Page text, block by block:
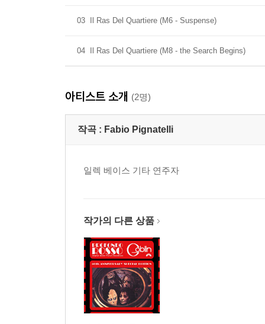
03 Il Ras Del Quartiere (M6 - Suspense)
04 Il Ras Del Quartiere (M8 - the Search Begins)
아티스트 소개 (2명)
작곡 : Fabio Pignatelli
일렉 베이스 기타 연주자
작가의 다른 상품